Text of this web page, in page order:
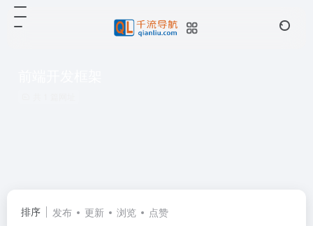
排序 发布 更新 浏览 点赞